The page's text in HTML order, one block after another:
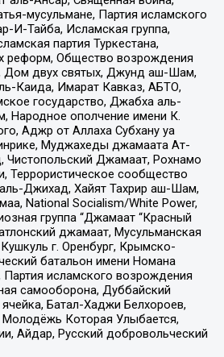
мусульмане, Партия исламского
И-Тайба, Исламская группа,
партия Туркестана,
реформ, Общество возрождения
Дом двух святых, Джунд аш-Шам,
Каида, Имарат Кавказ, АБТО,
государство, Джабха аль-
Народное ополчение имени К.
Аджр от Аллаха Субхану уа
Муджахеды джамаата Ат-
Чистопольский Джамаат, Рохнамо
Террористическое сообщество
Джихад, Хайят Тахрир аш-Шам,
National Socialism/White Power,
группа “Джамаат “Красный
джамаат, Мусульманская
Кушкуль г. Оренбург, Крымско-
батальон имени Номана
исламского возрождения
самооборона, Дуббайский
Батал-Хаджи Белхороев,
Которая Улыбается,
Айдар, Русский добровольческий